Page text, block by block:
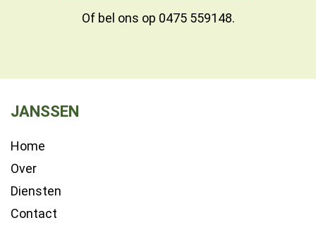
Of bel ons op 0475 559148.
JANSSEN
Home
Over
Diensten
Contact